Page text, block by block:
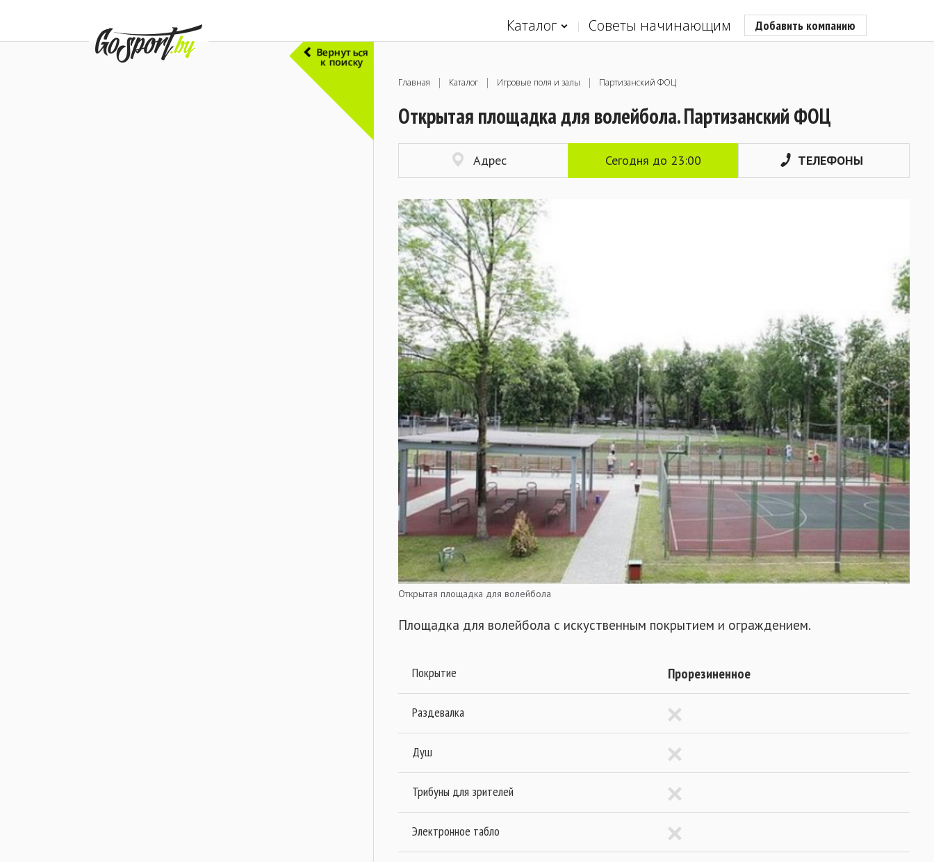
Каталог Советы начинающим Добавить компанию
Вернуться
к поиску
Главная Каталог Игровые поля и залы Партизанский ФОЦ
Открытая площадка для волейбола. Партизанский ФОЦ
Адрес Сегодня до 23:00 ТЕЛЕФОНЫ
Открытая площадка для волейбола
Площадка для волейбола с искуственным покрытием и ограждением.
Покрытие Прорезиненное
Раздевалка
Душ
Трибуны для зрителей
Электронное табло